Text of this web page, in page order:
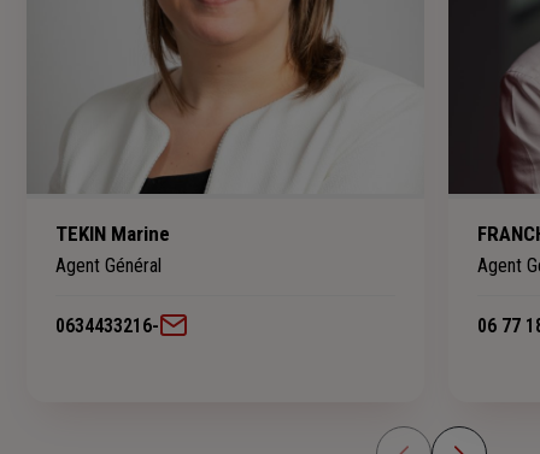
TEKIN Marine
Agent Général
0634433216-
Agent
06 77